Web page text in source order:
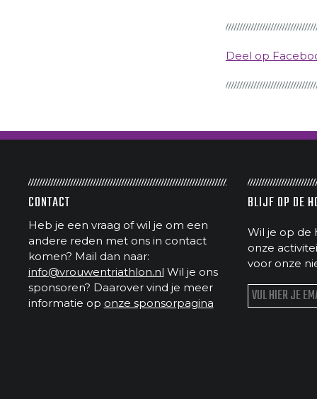
Deel op
CONTACT
Heb je een vraag of wil je om een
andere reden met ons in contact
komen? Mail dan naar:
info@vrouwentriathlon.nl Wil je ons
sponsoren? Daarover vind je meer
informatie op onze sponsorpagina
BLIJF OP DE
Wil je op de
onze
voor onze